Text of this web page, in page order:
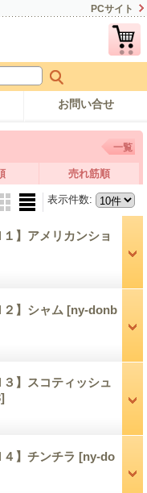
PCサイト
お問い合せ
一覧
売れ筋順
表示件数:
】アメリカンショ
】シャム [ny-donb
】スコティッシュ
】チンチラ [ny-do